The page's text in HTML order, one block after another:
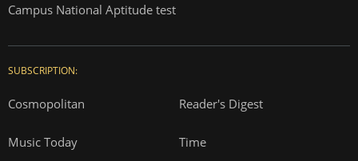
Campus National Aptitude test
SUBSCRIPTION:
Cosmopolitan Reader's Digest
Music Today Time